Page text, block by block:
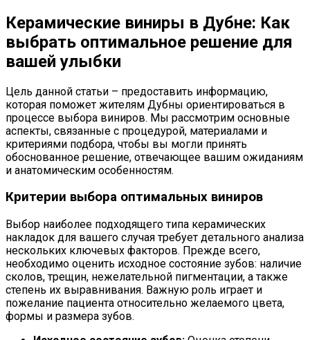
Керамические виниры в Дубне: Как
выбрать оптимальное решение для
вашей улыбки
Цель данной статьи – предоставить информацию,
которая поможет жителям Дубны ориентироваться в
процессе выбора виниров. Мы рассмотрим основные
аспекты, связанные с процедурой, материалами и
критериями подбора, чтобы вы могли принять
обоснованное решение, отвечающее вашим ожиданиям
и анатомическим особенностям.
Критерии выбора оптимальных виниров
Выбор наиболее подходящего типа керамических
накладок для вашего случая требует детального анализа
нескольких ключевых факторов. Прежде всего,
необходимо оценить исходное состояние зубов: наличие
сколов, трещин, нежелательной пигментации, а также
степень их выравнивания. Важную роль играет и
пожелание пациента относительно желаемого цвета,
формы и размера зубов.